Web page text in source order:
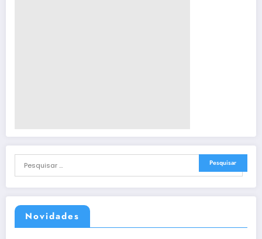
Novidades